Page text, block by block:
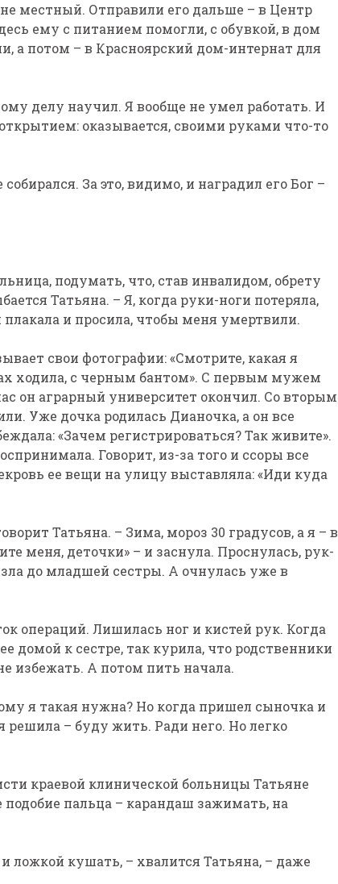
местный. Отправили его дальше – в Центр
ему с питанием помогли, с обувкой, в дом
а потом – в Красноярский дом-интернат для
делу научил. Я вообще не умел работать. И
оказывается, своими руками что-то
За это, видимо, и наградил его Бог –
подумать, что, став инвалидом, обрету
Татьяна. – Я, когда руки-ноги потеряла,
и просила, чтобы меня умертвили.
свои фотографии: «Смотрите, какая я
ходила, с черным бантом». С первым мужем
он аграрный университет окончил. Со вторым
Уже дочка родилась Дианочка, а он все
«Зачем регистрироваться? Так живите».
Говорит, из-за того и ссоры все
ее вещи на улицу выставляла: «Иди куда
Татьяна. – Зима, мороз 30 градусов, а я – в
меня, деточки» – и заснула. Проснулась, рук-
до младшей сестры. А очнулась уже в
операций. Лишилась ног и кистей рук. Когда
домой к сестре, так курила, что родственники
избежать. А потом пить начала.
я такая нужна? Но когда пришел сыночка и
решила – буду жить. Ради него. Но легко
краевой клинической больницы Татьяне
подобие пальца – карандаш зажимать, на
ложкой кушать, – хвалится Татьяна, – даже